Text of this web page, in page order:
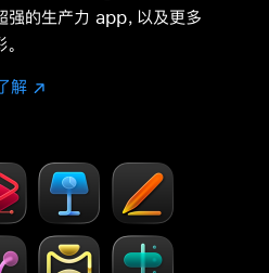
的生产力 app，以及更多
解 进
了
Creator Studio
(在
口
打
开)